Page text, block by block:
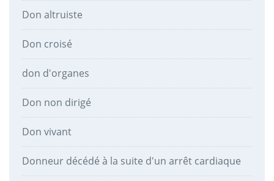
Don altruiste
Don croisé
don d'organes
Don non dirigé
Don vivant
Donneur décédé à la suite d'un arrêt cardiaque